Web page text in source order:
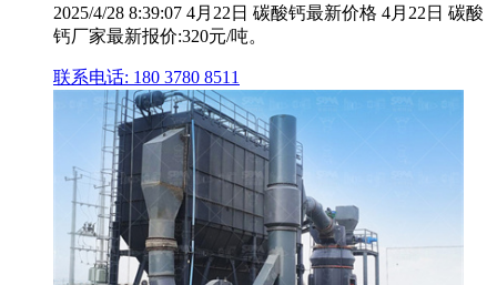
2025/4/28 8:39:07 4月22日 碳酸钙最新价格 4月22日 碳酸
钙厂家最新报价:320元/吨。
联系电话: 180 3780 8511